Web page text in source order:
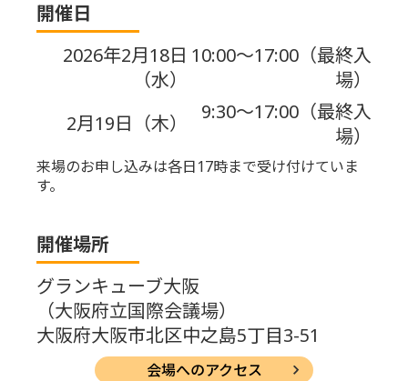
開催日
2026年2月18日
（水）
10:00～17:00（最終入
場）
2月19日（木）
9:30～17:00（最終入
場）
来場のお申し込みは各日17時まで受け付けていま
す。
開催場所
グランキューブ大阪
（大阪府立国際会議場）
大阪府大阪市北区中之島5丁目3-51
会場へのアクセス